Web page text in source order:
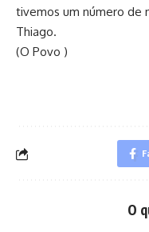
tivemos um número de
Thiago.
(O Povo )
O